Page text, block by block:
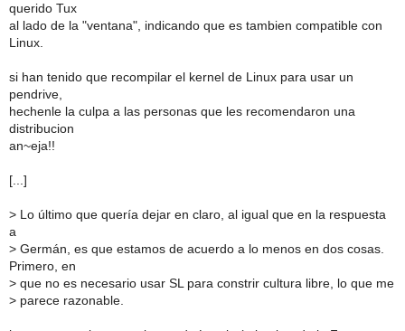
querido Tux
al lado de la "ventana", indicando que es tambien compatible con
Linux.
si han tenido que recompilar el kernel de Linux para usar un
pendrive,
hechenle la culpa a las personas que les recomendaron una
distribucion
an~eja!!
[...]
> Lo último que quería dejar en claro, al igual que en la respuesta
a
> Germán, es que estamos de acuerdo a lo menos en dos cosas.
Primero, en
> que no es necesario usar SL para constrir cultura libre, lo que me
> parece razonable.